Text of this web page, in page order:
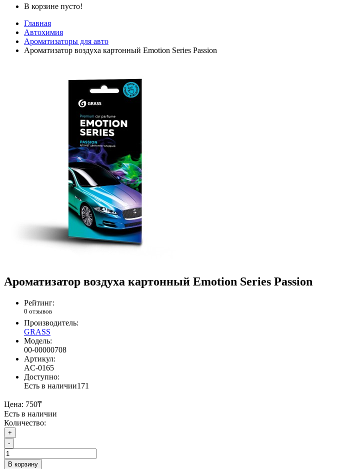
В корзине пусто!
Главная
Автохимия
Ароматизаторы для авто
Ароматизатор воздуха картонный Emotion Series Passion
Ароматизатор воздуха картонный Emotion Series Passion
Рейтинг:
0 отзывов
Производитель:
GRASS
Модель:
00-00000708
Артикул:
AC-0165
Доступно:
Есть в наличии171
Цена: 750₸
Есть в наличии
Количество:
+
-
В корзину